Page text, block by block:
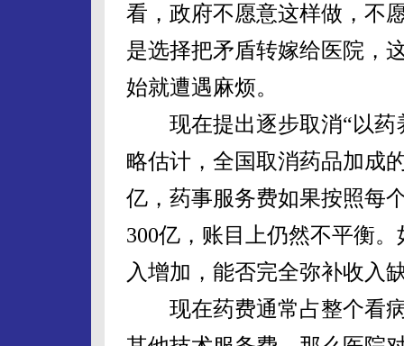
看，政府不愿意这样做，不
是选择把矛盾转嫁给医院，
始就遭遇麻烦。
现在提出逐步取消“以药
略估计，全国取消药品加成
亿，药事服务费如果按照每
300亿，账目上仍然不平衡
入增加，能否完全弥补收入
现在药费通常占整个看病